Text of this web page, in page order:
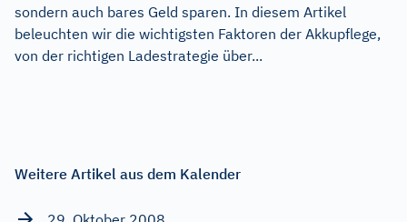
sondern auch bares Geld sparen. In diesem Artikel
beleuchten wir die wichtigsten Faktoren der Akkupflege,
von der richtigen Ladestrategie über...
Weitere Artikel aus dem Kalender